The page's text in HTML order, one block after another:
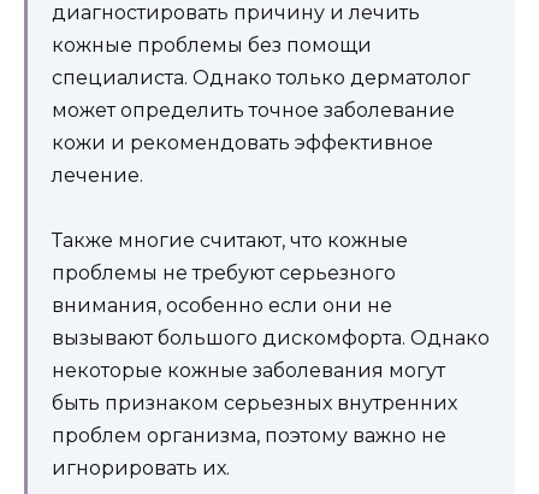
диагностировать причину и лечить
кожные проблемы без помощи
специалиста. Однако только дерматолог
может определить точное заболевание
кожи и рекомендовать эффективное
лечение.
Также многие считают, что кожные
проблемы не требуют серьезного
внимания, особенно если они не
вызывают большого дискомфорта. Однако
некоторые кожные заболевания могут
быть признаком серьезных внутренних
проблем организма, поэтому важно не
игнорировать их.